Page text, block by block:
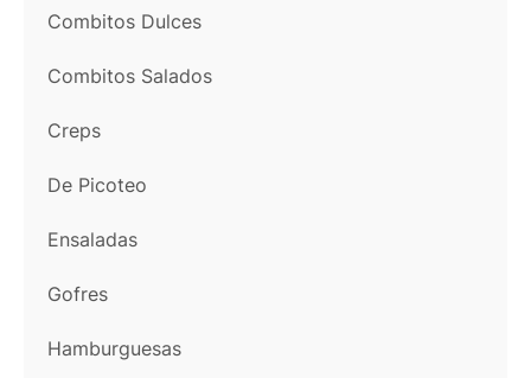
Combitos Dulces
Combitos Salados
Creps
De Picoteo
Ensaladas
Gofres
Hamburguesas